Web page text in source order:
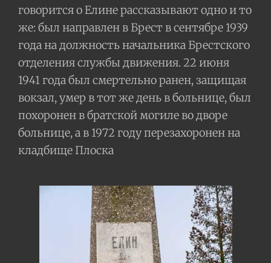
говорится о Елине рассказывают одно и то
же: был направлен в Брест в сентябре 1939
года на должность начальника Брестского
отделения службы движения. 22 июня
1941 года был смертельно ранен, защищая
вокзал, умер в тот же день в больнице, был
похоронен в братской могиле во дворе
больнице, а в 1972 году перезахоронен на
кладбище Плоска